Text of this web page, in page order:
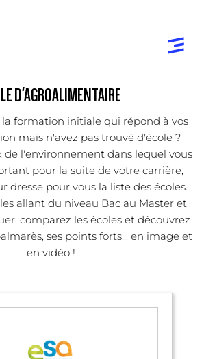
D'AGROALIMENTAIRE
la formation initiale qui répond à vos
mais n'avez pas trouvé d'école ?
de l'environnement dans lequel vous
pour la suite de votre carrière,
dresse pour vous la liste des écoles.
allant du niveau Bac au Master et
comparez les écoles et découvrez
ses points forts... en image et
en vidéo !